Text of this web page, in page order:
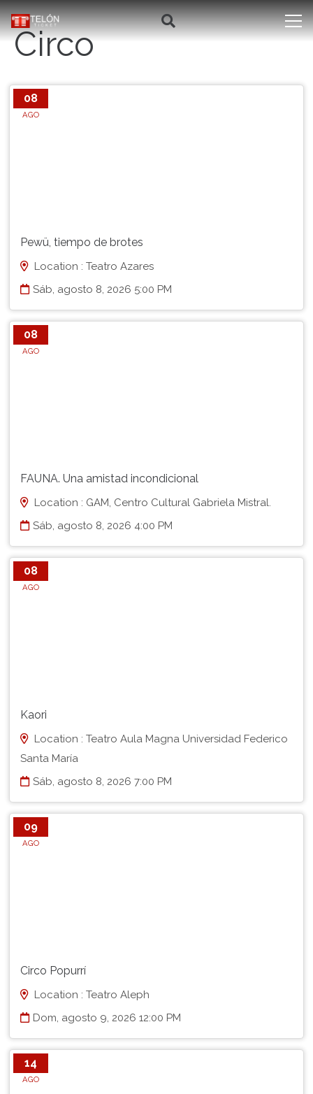
Circo
08
AGO
Pewü, tiempo de brotes
Location : Teatro Azares
Sáb, agosto 8, 2026 5:00 PM
08
AGO
FAUNA. Una amistad incondicional
Location : GAM, Centro Cultural Gabriela Mistral.
Sáb, agosto 8, 2026 4:00 PM
08
AGO
Kaori
Location : Teatro Aula Magna Universidad Federico
Santa María
Sáb, agosto 8, 2026 7:00 PM
09
AGO
Circo Popurrí
Location : Teatro Aleph
Dom, agosto 9, 2026 12:00 PM
14
AGO